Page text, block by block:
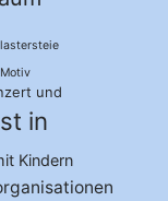
und
in
Kindern